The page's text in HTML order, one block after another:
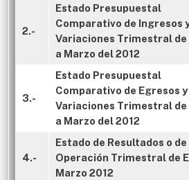
2.-
Estado Presupuestal
Comparativo de Ingresos
Variaciones Trimestral de
a Marzo del 2012
3.-
Estado Presupuestal
Comparativo de Egresos y
Variaciones Trimestral de
a Marzo del 2012
4.-
Estado de Resultados o de
Operación Trimestral de
Marzo 2012